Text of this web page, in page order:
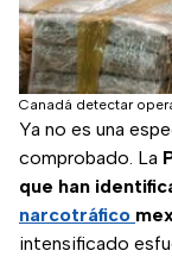
Canadá detectar
Ya no es una
comprobado. La
que han
narcotráfico
intensificado